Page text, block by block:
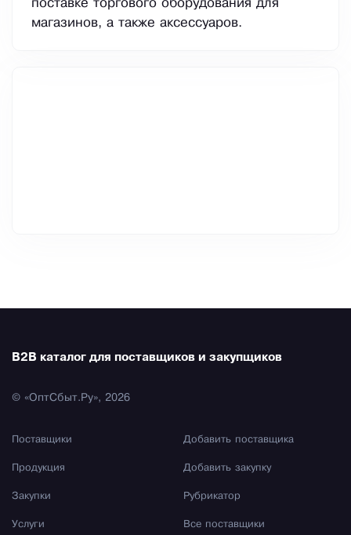
поставке торгового оборудования для
магазинов, а также аксессуаров.
B2B каталог для поставщиков и закупщиков
© «ОптСбыт.Ру», 2026
Поставщики
Продукция
Закупки
Услуги
Добавить поставщика
Добавить закупку
Рубрикатор
Все поставщики